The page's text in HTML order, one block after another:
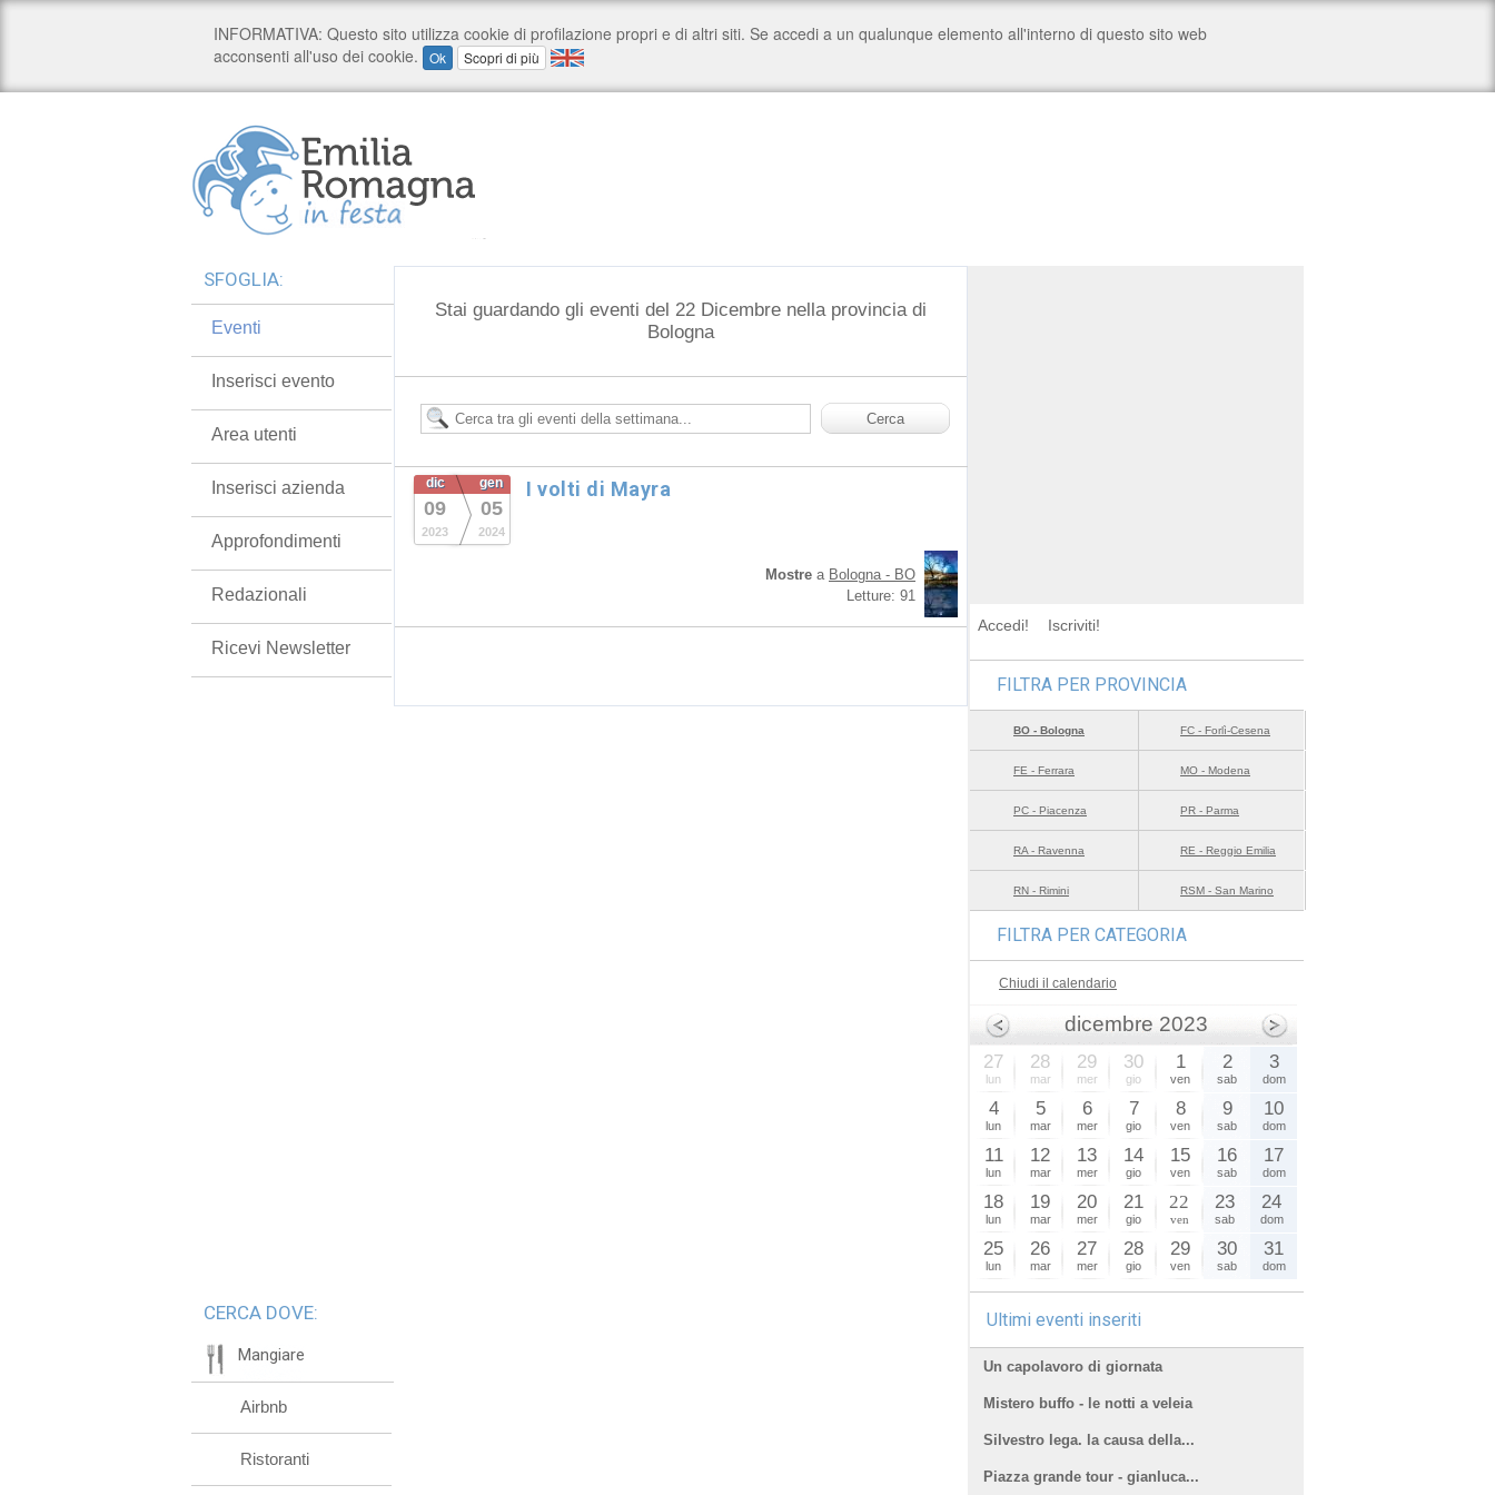
Stai guardando gli eventi del 22 Dicembre nella provincia di
Bologna
dic
09
2023
gen
05
2024
I volti di Mayra
Mostre a Bologna - BO
Letture: 91
SFOGLIA:
Eventi
Inserisci evento
Area utenti
Inserisci azienda
Approfondimenti
Redazionali
Ricevi Newsletter
CERCA DOVE:
Mangiare
Airbnb
Ristoranti
Accedi! Iscriviti!
FILTRA PER PROVINCIA
BO - Bologna FC - Forlì-Cesena
FE - Ferrara MO - Modena
PC - Piacenza PR - Parma
RA - Ravenna RE - Reggio Emilia
RN - Rimini RSM - San Marino
FILTRA PER CATEGORIA
Chiudi il calendario
dicembre 2023
27
lun
28
mar
29
mer
30
gio
1
ven
2
sab
3
dom
4
lun
5
mar
6
mer
7
gio
8
ven
9
sab
10
dom
11
lun
12
mar
13
mer
14
gio
15
ven
16
sab
17
dom
18
lun
19
mar
20
mer
21
gio
22
ven
23
sab
24
dom
25
lun
26
mar
27
mer
28
gio
29
ven
30
sab
31
dom
Ultimi eventi inseriti
Un capolavoro di giornata
Mistero buffo - le notti a veleia
Silvestro lega. la causa della...
Piazza grande tour - gianluca...